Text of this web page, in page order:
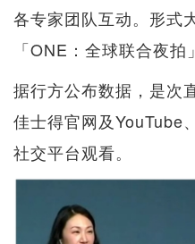
各专家团队互动。形式
「ONE：全球联合夜拍
据行方公布数据，是次
佳士得官网及YouTube
社交平台观看。